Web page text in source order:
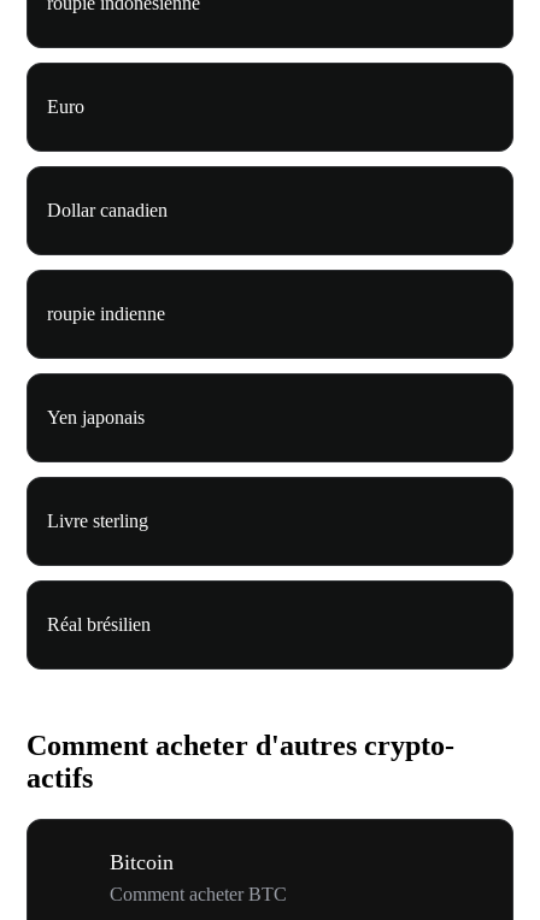
Euro
Dollar canadien
roupie indienne
Yen japonais
Livre sterling
Réal brésilien
Comment acheter d'autres crypto-
actifs
Bitcoin
Comment acheter BTC